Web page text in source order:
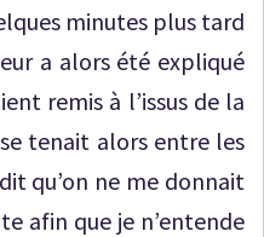
minutes plus tard
a alors été expliqué
remis à l’issus de la
tenait alors entre les
qu’on ne me donnait
afin que je n’entende